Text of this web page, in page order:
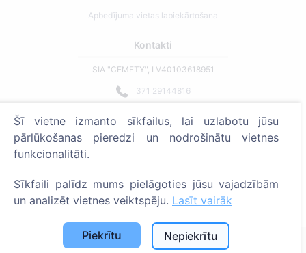
Apbedījuma vietas labiekārtošana
Kontakti
SIA "CEMETY", LV40103618951
371 29144816
Strādājam visā Latvijā!
Administratoriem
© 2013 - 2026 Cemety Visas tiesības aizsargātas
Privātuma politika un noteikumi.
Šī vietne izmanto sīkfailus, lai uzlabotu jūsu
pārlūkošanas pieredzi un nodrošinātu vietnes
funkcionalitāti.
Sīkfaili palīdz mums pielāgoties jūsu vajadzībām
un analizēt vietnes veiktspēju. Lasīt vairāk
Piekrītu Nepiekrītu